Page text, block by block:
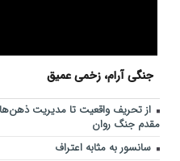
جنگی آرام، زخمی عمیق
از تحریف واقعیت تا مدیریت
مقدم جنگ روان
سانسور به مثابه اعتراف